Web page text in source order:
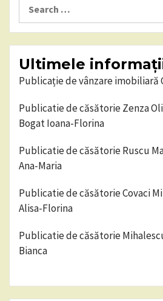
Ultimele
Publicație de vânzare imobiliară
Publicatie de căsătorie Zenza
Bogat Ioana-Florina
Publicatie de căsătorie Ruscu
Ana-Maria
Publicatie de căsătorie Covaci
Alisa-Florina
Publicatie de căsătorie
Bianca